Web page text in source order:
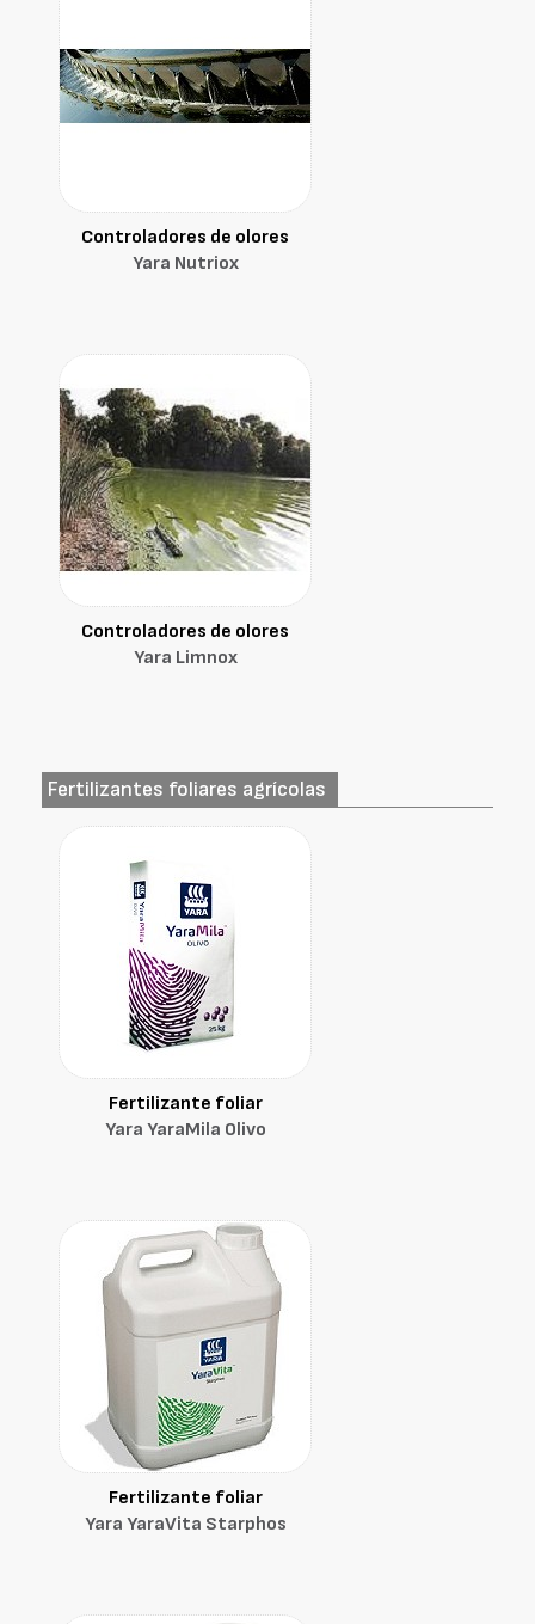
Controladores de olores
Yara Nutriox
Controladores de olores
Yara Limnox
Fertilizantes foliares agrícolas
Fertilizante foliar
Yara YaraMila Olivo
Fertilizante foliar
Yara YaraVita Starphos